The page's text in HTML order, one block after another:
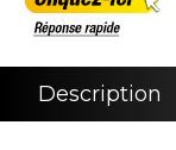
Description